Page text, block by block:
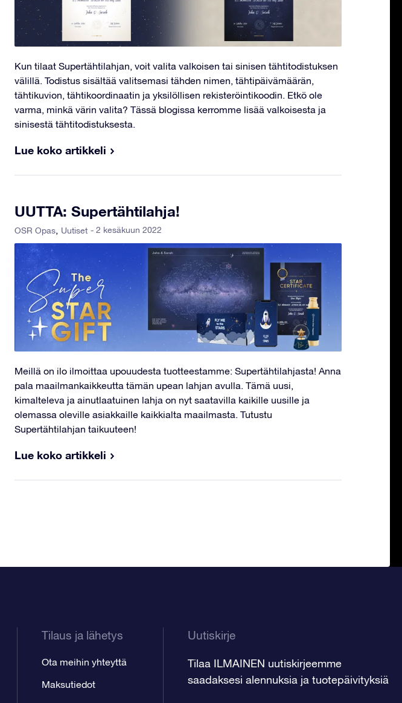
Kun tilaat Supertähtilahjan, voit valita valkoisen tai sinisen tähtitodistuksen
välillä. Todistus sisältää valitsemasi tähden nimen, tähtipäivämäärän,
tähtikuvion, tähtikoordinaatin ja yksilöllisen rekisteröintikoodin. Etkö ole
varma, minkä värin valita? Tässä blogissa kerromme lisää valkoisesta ja
sinisestä tähtitodistuksesta.
Lue koko artikkeli
UUTTA: Supertähtilahja!
OSR Opas Uutiset - 2 kesäkuun 2022
Meillä on ilo ilmoittaa upouudesta tuotteestamme: Supertähtilahjasta! Anna
pala maailmankaikkeutta tämän upean lahjan avulla. Tämä uusi,
kimalteleva ja ainutlaatuinen lahja on nyt saatavilla kaikille uusille ja
olemassa oleville asiakkaille kaikkialta maailmasta. Tutustu
Supertähtilahjan taikuuteen!
Lue koko artikkeli
Tilaus ja lähetys
Ota meihin yhteyttä
Maksutiedot
Uutiskirje
Tilaa ILMAINEN uutiskirjeemme
saadaksesi alennuksia ja tuotepäivityksiä